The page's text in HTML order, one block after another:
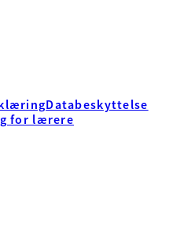
Databeskyttelse
for lærere